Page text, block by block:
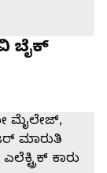
ಬೈಕ್